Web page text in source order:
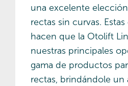
una excelente
rectas sin curvas.
hacen que la Otolift
nuestras principales
gama de productos
rectas, brindándole un